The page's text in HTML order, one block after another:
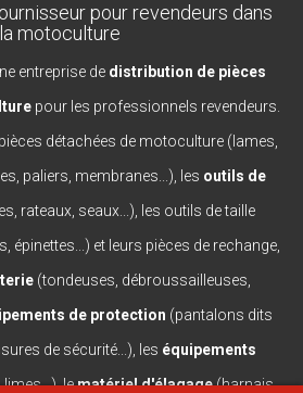
pour revendeurs dans
la motoculture
entreprise de distribution de pièces
pour les professionnels revendeurs.
détachées de motoculture (lames,
paliers, membranes...), les outils de
rateaux, seaux...), les outils de taille
épinettes...) et leurs pièces de rechange,
(tondeuses, débroussailleuses,
de protection (pantalons dits
de sécurité...), les équipements
lematériel d'élagage(harnais,